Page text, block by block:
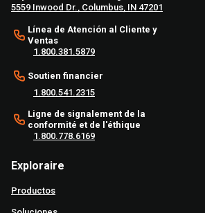
5559 Inwood Dr., Columbus, IN 47201
Línea de Atención al Cliente y
Ventas
1.800.381.5879
Soutien financier
1.800.541.2315
Ligne de signalement de la
conformité et de l'éthique
1.800.778.6169
Exploraire
Productos